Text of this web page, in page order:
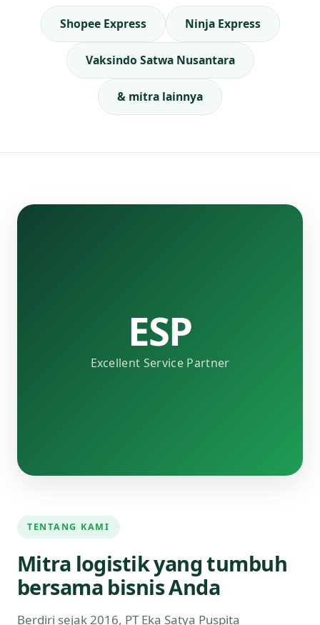
Shopee Express Ninja Express
Vaksindo Satwa Nusantara
& mitra lainnya
ESP
Excellent Service Partner
TENTANG KAMI
Mitra logistik yang tumbuh
bersama bisnis Anda
Berdiri sejak 2016, PT Eka Satya Puspita